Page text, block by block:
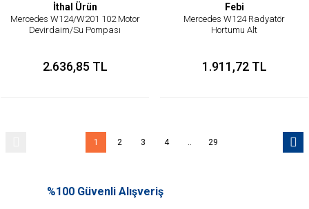
İthal Ürün
Mercedes W124/W201 102 Motor
Devirdaim/Su Pompası
2.636,85 TL
Febi
Mercedes W124 Radyatör
Hortumu Alt
1.911,72 TL
1 2 3 4 .. 29
%100 Güvenli Alışveriş